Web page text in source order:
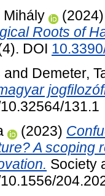
Mihály
Roots of
DOI
and Demeter,
131.1
(2023)
A scoping
Society